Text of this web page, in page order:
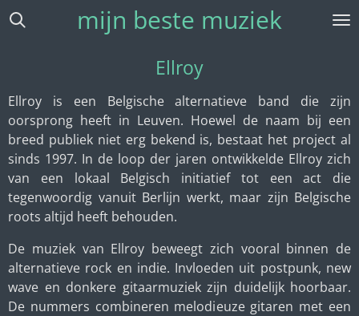
Ga
hoofdinhoud
mijn beste muziek
Ellroy
Ellroy is een Belgische alternatieve band die zijn
oorsprong heeft in Leuven. Hoewel de naam bij een
breed publiek niet erg bekend is, bestaat het project al
sinds 1997. In de loop der jaren ontwikkelde Ellroy zich
van een lokaal Belgisch initiatief tot een act die
tegenwoordig vanuit Berlijn werkt, maar zijn Belgische
roots altijd heeft behouden.
De muziek van Ellroy beweegt zich vooral binnen de
alternatieve rock en indie. Invloeden uit postpunk, new
wave en donkere gitaarmuziek zijn duidelijk hoorbaar.
De nummers combineren melodieuze gitaren met een